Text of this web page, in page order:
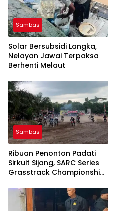
Sambas
Solar Bersubsidi Langka,
Nelayan Jawai Terpaksa
Berhenti Melaut
Sambas
Ribuan Penonton Padati
Sirkuit Sijang, SARC Series
Grasstrack Championship
Seri III Digelar Desember